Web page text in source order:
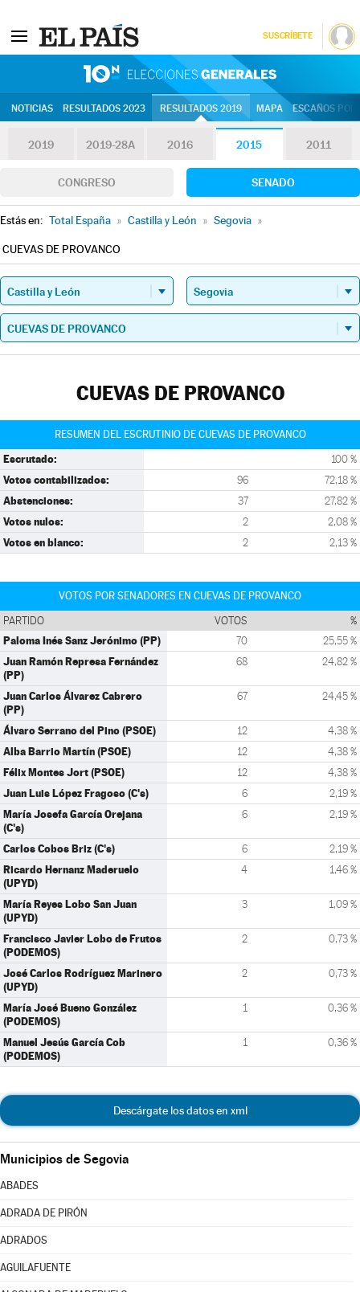
SUSCRÍBETE
NOTICIAS RESULTADOS 2023 RESULTADOS 2019 MAPA ESCAÑOS
2019 2019-28A 2016 2015 2011
CONGRESO SENADO
Estás en: Total España » Castilla y León » Segovia »
CUEVAS DE PROVANCO
CUEVAS DE PROVANCO
RESUMEN DEL ESCRUTINIO DE CUEVAS DE PROVANCO
Escrutado: 100 %
Votos contabilizados: 96 72,18 %
Abstenciones: 37 27,82 %
Votos nulos: 2 2,08 %
Votos en blanco: 2 2,13 %
VOTOS POR SENADORES EN CUEVAS DE PROVANCO
PARTIDO VOTOS %
Paloma Inés Sanz Jerónimo (PP) 70 25,55 %
Juan Ramón Represa Fernández
(PP)
68 24,82 %
Juan Carlos Álvarez Cabrero
(PP)
67 24,45 %
Álvaro Serrano del Pino (PSOE) 12 4,38 %
Alba Barrio Martín (PSOE) 12 4,38 %
Félix Montes Jort (PSOE) 12 4,38 %
Juan Luis López Fragoso (C's) 6 2,19 %
María Josefa García Orejana
(C's)
6 2,19 %
Carlos Cobos Briz (C's) 6 2,19 %
Ricardo Hernanz Maderuelo
(UPYD)
4 1,46 %
María Reyes Lobo San Juan
(UPYD)
3 1,09 %
Francisco Javier Lobo de Frutos
(PODEMOS)
2 0,73 %
José Carlos Rodríguez Marinero
(UPYD)
2 0,73 %
María José Bueno González
(PODEMOS)
1 0,36 %
Manuel Jesús García Cob
(PODEMOS)
1 0,36 %
Descárgate los datos en xml
Municipios de Segovia
ABADES
ADRADA DE PIRÓN
ADRADOS
AGUILAFUENTE